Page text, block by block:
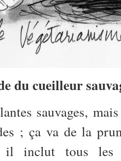
du cueilleur
sauvages,
; ça va de la
il inclut tous les